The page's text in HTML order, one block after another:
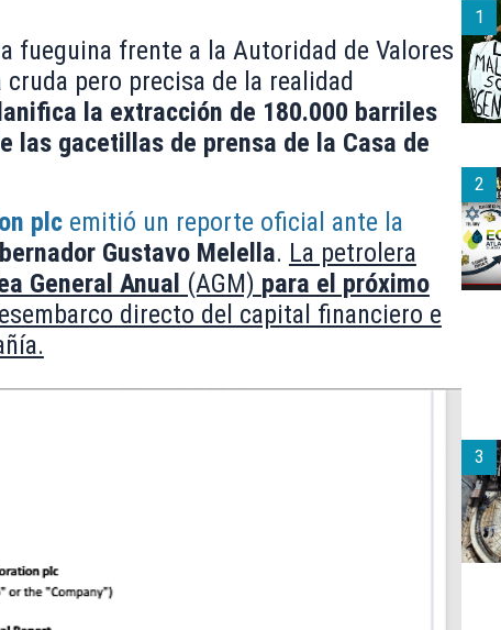
fueguina frente a la Autoridad de Valores
pero precisa de la realidad
la extracción de 180.000 barriles
las gacetillas de prensa de la Casa de
plcemitió un reporte oficial ante la
Gustavo Melella. La petrolera
General Anual (AGM) para el próximo
directo del capital financiero e
1
2
3